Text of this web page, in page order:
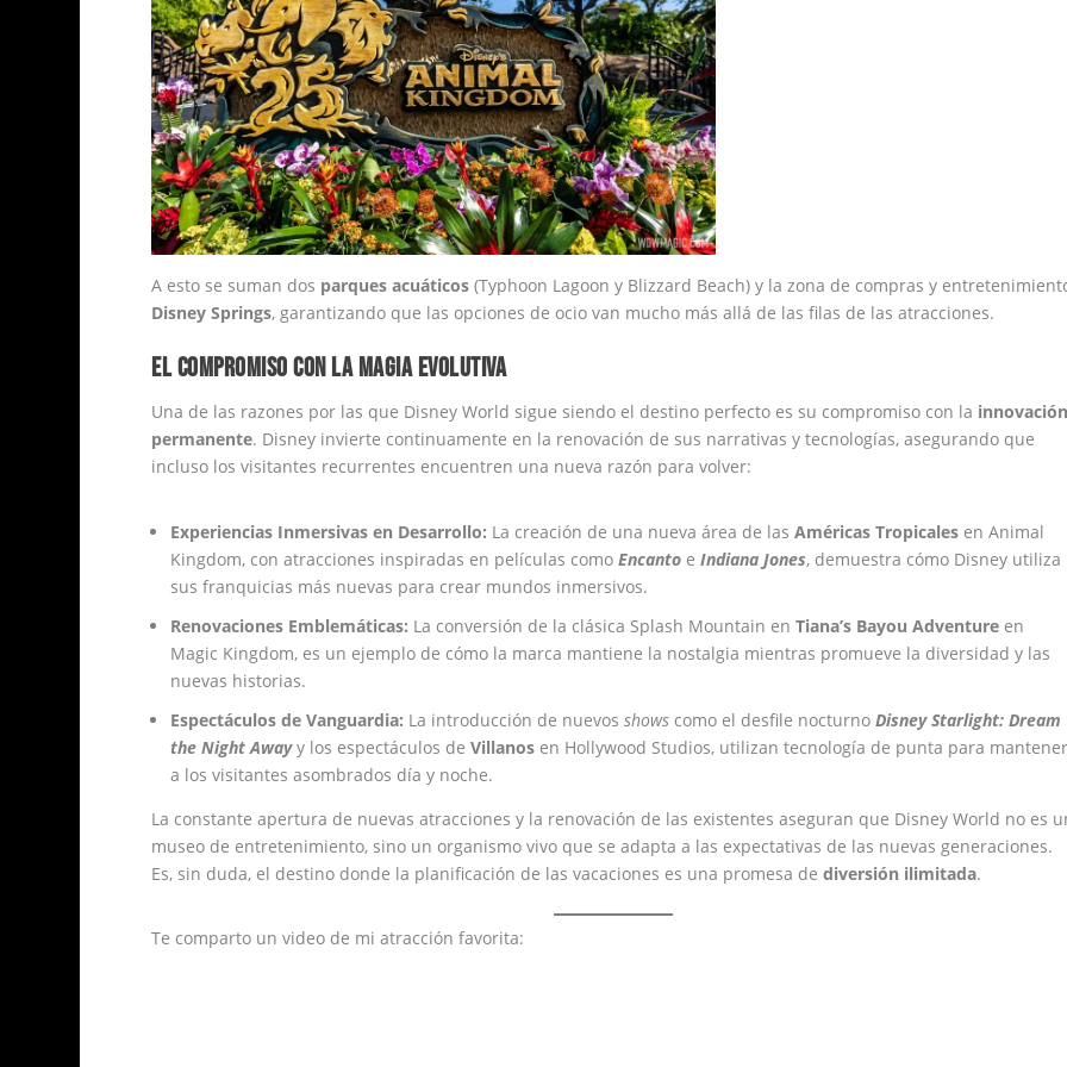
A esto se suman dos parques acuáticos (Typhoon Lagoon y Blizzard Beach) y la zona de compras y
Disney Springs, garantizando que las opciones de ocio van mucho más allá de las filas de las atracciones.
EL COMPROMISO CON LA MAGIA EVOLUTIVA
Una de las razones por las que Disney World sigue siendo el destino perfecto es su compromiso con la
permanente. Disney invierte continuamente en la renovación de sus narrativas y tecnologías, asegurando que
incluso los visitantes recurrentes encuentren una nueva razón para volver:
Experiencias Inmersivas en Desarrollo: La creación de una nueva área de lasAméricas Tropicales en Animal
Kingdom, con atracciones inspiradas en películas comoEncanto eIndiana Jones, demuestra cómo Disney utiliza
sus franquicias más nuevas para crear mundos inmersivos.
Renovaciones Emblemáticas: La conversión de la clásica Splash Mountain enTiana’s Bayou Adventure en
Magic Kingdom, es un ejemplo de cómo la marca mantiene la nostalgia mientras promueve la diversidad y las
nuevas historias.
Espectáculos de Vanguardia: La introducción de nuevosshows como el desfile nocturnoDisney Starlight: Dream
the Night Awayy los espectáculos deVillanos en Hollywood Studios, utilizan tecnología de punta para
a los visitantes asombrados día y noche.
La constante apertura de nuevas atracciones y la renovación de las existentes aseguran que Disney World no es
museo de entretenimiento, sino un organismo vivo que se adapta a las expectativas de las nuevas generaciones.
Es, sin duda, el destino donde la planificación de las vacaciones es una promesa dediversión ilimitada.
Te comparto un video de mi atracción favorita: